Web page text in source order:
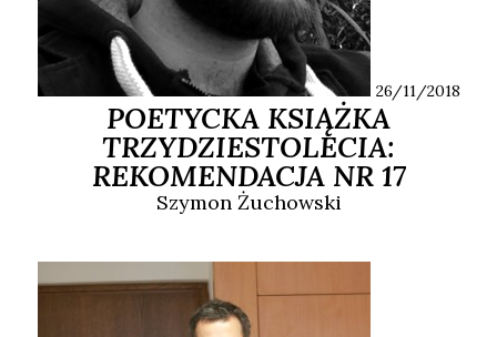
26/11/2018
POETYCKA KSIĄŻKA
TRZYDZIESTOLECIA:
REKOMENDACJA NR 17
Szymon Żuchowski